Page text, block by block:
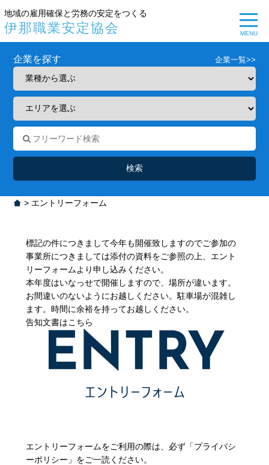
地域の雇用確保と労務の安定をつくる
伊那職業安定協会 MENU
企業を探す 企業一覧>>
> エントリーフォーム
標記の件につきまして今年も開催致しますのでご参加の
事業所につきましては添付の資料をご参照の上、エント
リーフォームより申し込みください。
本年度はいなっせで開催しますので、場所が違います。
お間違いのないようにお越しください。駐車場が混雑し
ます。時間に余裕を持ってお越しください。
告知文書はこちら
エントリーフォームをご利用の際は、必ず「プライバシ
ーポリシー」をご一読ください。